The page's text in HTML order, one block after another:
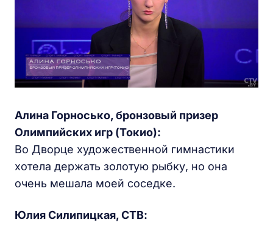
Алина Горносько, бронзовый призер
Олимпийских игр (Токио):
Во Дворце художественной гимнастики
хотела держать золотую рыбку, но она
очень мешала моей соседке.
Юлия Силипицкая, СТВ: